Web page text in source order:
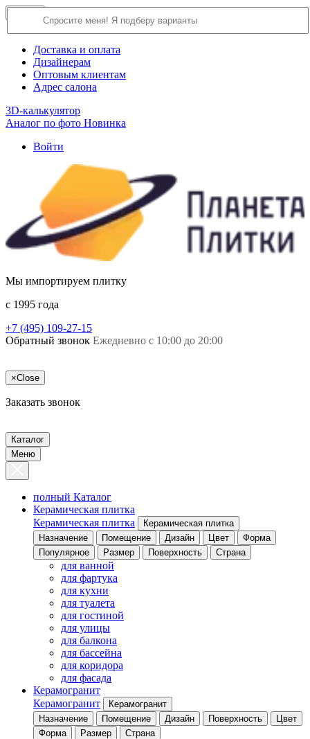
О компании
Доставка и оплата
Дизайнерам
Оптовым клиентам
Адрес салона
3D-калькулятор
Аналог по фото Новинка
Войти
Мы импортируем плитку
c 1995 года
+7 (495) 109-27-15
Обратный звонок Ежедневно с 10:00 до 20:00
×Close
Заказать звонок
Каталог
Меню
полный Каталог
Керамическая плитка
Керамическая плитка
Керамическая плитка
Назначение
Помещение Дизайн Цвет
Форма
Популярное
Размер Поверхность Страна
для ванной
для фартука
для кухни
для туалета
для гостиной
для улицы
для балкона
для бассейна
для коридора
для фасада
Керамогранит
Керамогранит
Керамогранит
Назначение
Помещение Дизайн Поверхность
Цвет
Форма
Размер Страна